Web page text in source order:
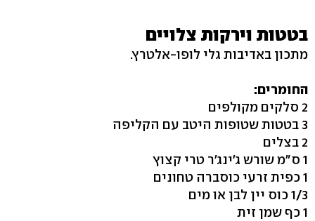
בטטות וירקות צלויים
מתכון באדיבות גלי לופו-אלטרץ.
החומרים:
2 סלקים מקולפים
3 בטטות שטופות היטב עם הקליפה
2 בצלים
1 ס"מ שורש ג'ינג'ר טרי קצוץ
1 כפית זרעי כוסברה טחונים
1/3 כוס יין לבן או מים
1 כף שמן זית